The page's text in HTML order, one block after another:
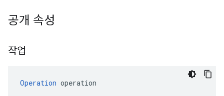
공개 속성
작업
Operation operation